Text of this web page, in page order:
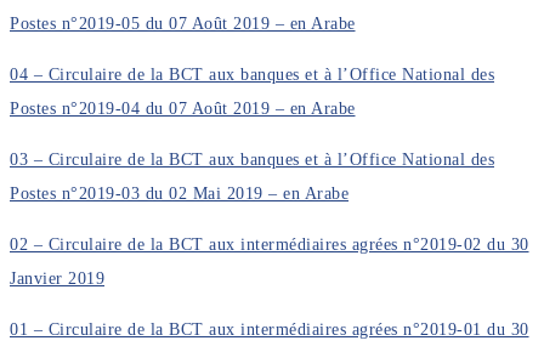
Postes n°2019-05 du 07 Août 2019 – en Arabe
04 – Circulaire de la BCT aux banques et à l’Office National des
Postes n°2019-04 du 07 Août 2019 – en Arabe
03 – Circulaire de la BCT aux banques et à l’Office National des
Postes n°2019-03 du 02 Mai 2019 – en Arabe
02 – Circulaire de la BCT aux intermédiaires agrées n°2019-02 du 30
Janvier 2019
01 – Circulaire de la BCT aux intermédiaires agrées n°2019-01 du 30